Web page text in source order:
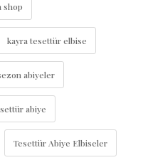
shop
kayra tesettür elbise
abiyeler
abiye
Tesettür Abiye Elbiseler